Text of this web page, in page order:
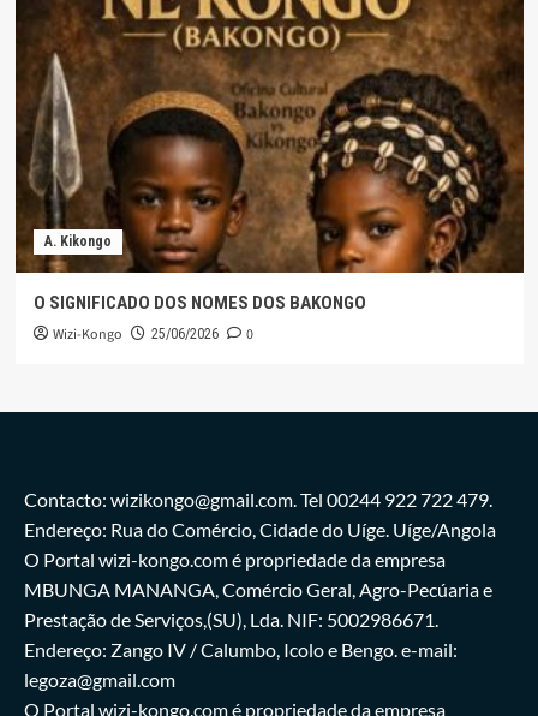
A. Kikongo
O SIGNIFICADO DOS NOMES DOS BAKONGO
Wizi-Kongo 25/06/2026 0
Contacto: wizikongo@gmail.com. Tel 00244 922 722 479.
Endereço: Rua do Comércio, Cidade do Uíge. Uíge/Angola
O Portal wizi-kongo.com é propriedade da empresa
MBUNGA MANANGA, Comércio Geral, Agro-Pecúaria e
Prestação de Serviços,(SU), Lda. NIF: 5002986671.
Endereço: Zango IV / Calumbo, Icolo e Bengo. e-mail:
legoza@gmail.com
O Portal wizi-kongo.com é propriedade da empresa